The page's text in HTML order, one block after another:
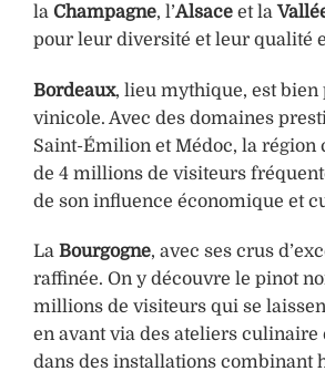
la Champagne, l’Alsace et la
pour leur diversité et leur qualité
Bordeaux, lieu mythique, est
vinicole. Avec des domaines
Saint-Émilion et Médoc, la région
de 4 millions de visiteurs
de son influence économique et
La Bourgogne, avec ses crus
raffinée. On y découvre le pinot
millions de visiteurs qui se
en avant via des ateliers
dans des installations combinant